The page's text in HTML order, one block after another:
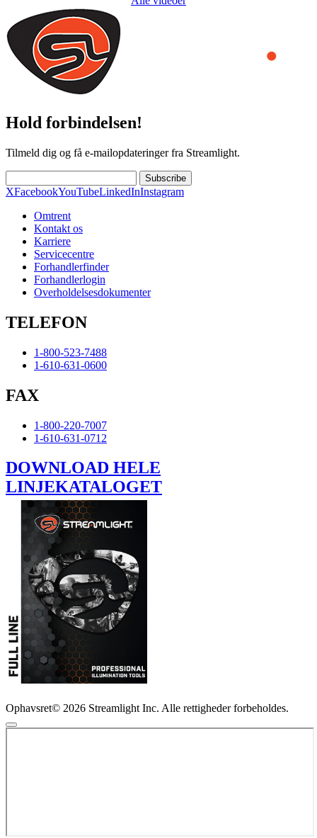
Hold forbindelsen!
Tilmeld dig og få e-mailopdateringer fra Streamlight.
Subscribe
XFacebookYouTubeLinkedInInstagram
Omtrent
Kontakt os
Karriere
Servicecentre
Forhandlerfinder
Forhandlerlogin
Overholdelsesdokumenter
TELEFON
1-800-523-7488
1-610-631-0600
FAX
1-800-220-7007
1-610-631-0712
DOWNLOAD HELE
LINJEKATALOGET
Ophavsret© 2026 Streamlight Inc. Alle rettigheder forbeholdes.